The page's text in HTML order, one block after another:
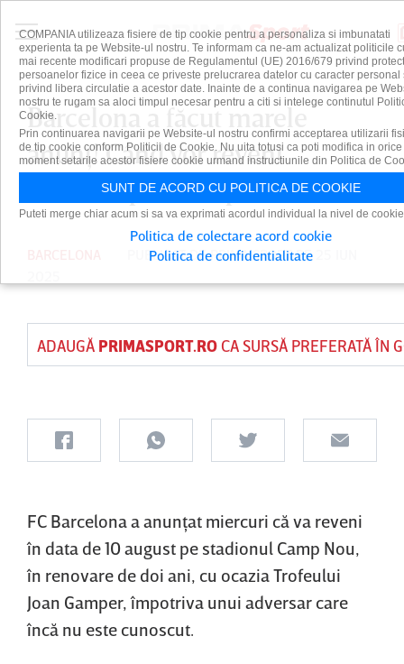
Barcelona a făcut marele
anunţ! Când vor reveni
catalanii pe „Camp Nou”
PUBLICAT DEPRIMA SPORTPE 25 IUN
ADAUGĂ PRIMASPORT.ROCA SURSĂ PREFERATĂ ÎN
FC Barcelona a anunţat miercuri că va reveni
în data de 10 august pe stadionul Camp Nou,
în renovare de doi ani, cu ocazia Trofeului
Joan Gamper, împotriva unui adversar care
încă nu este cunoscut.
COMPANIA utilizeaza fisiere de tip cookie pentru a personaliza si imbunatati
experienta ta pe Website-ul nostru. Te informam ca ne-am actualizat politicile
mai recente modificari propuse de Regulamentul (UE) 2016/679 privind
persoanelor fizice in ceea ce priveste prelucrarea datelor cu caracter personal
privind libera circulatie a acestor date. Inainte de a continua navigarea pe
nostru te rugam sa aloci timpul necesar pentru a citi si intelege continutul
Cookie.
Prin continuarea navigarii pe Website-ul nostru confirmi acceptarea utilizarii
de tip cookie conform Politicii de Cookie. Nu uita totusi ca poti modifica in orice
moment setarile acestor fisiere cookie urmand instructiunile din Politica de
SUNT DE ACORD CU POLITICA DE COOKIE
Puteti merge chiar acum si sa va exprimati acordul individual la nivel de
Politica de colectare acord cookie
Politica de confidentialitate